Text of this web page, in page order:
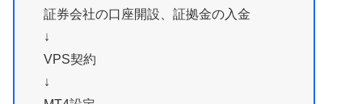
証券会社の口座開設、証拠金の入金
↓
VPS契約
↓